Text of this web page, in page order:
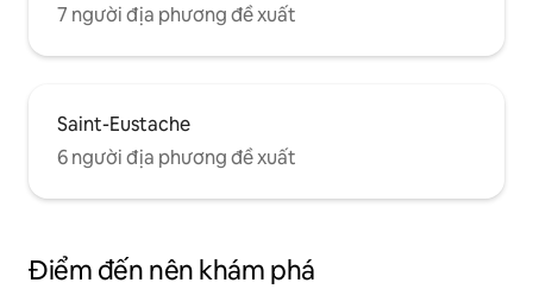
7 người địa phương đề xuất
Saint-Eustache
6 người địa phương đề xuất
Điểm đến nên khám phá